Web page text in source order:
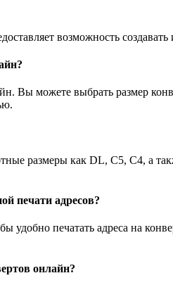
возможность
Вы можете выбрать размер
размеры как DL, C5, C4, а
печати адресов?
печатать адреса на
онлайн?